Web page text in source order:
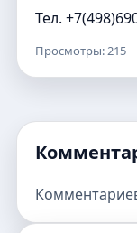
Тел.
Просмотры: 215